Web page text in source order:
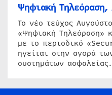
Ψηφιακή Τηλεόραση,
Το νέο τεύχος
«Ψηφιακή Τηλεόραση»
με το περιοδικό
ηγείται στην αγορά
συστημάτων